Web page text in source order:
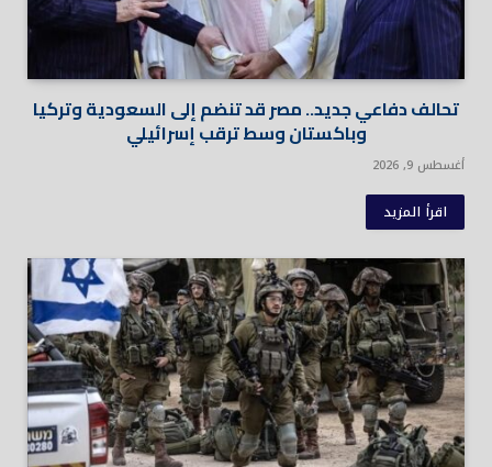
تحالف دفاعي جديد.. مصر قد تنضم إلى السعودية وتركيا
وباكستان وسط ترقب إسرائيلي
أغسطس 9, 2026
اقرأ المزيد